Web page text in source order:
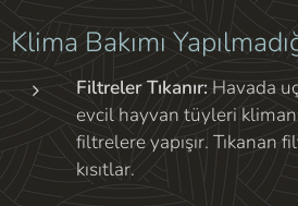
Klima Bakımı
Filtreler Tıkanır: Havada
evcil hayvan tüyleri
filtrelere yapışır. Tıkanan
kısıtlar.